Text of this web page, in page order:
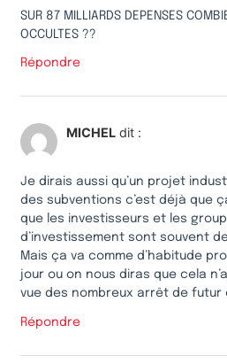
SUR 87 MILLIARDS DEPENSES
OCCULTES ??
Répondre
MICHEL dit :
Je dirais aussi qu’un projet
des subventions c’est déjà que
que les investisseurs et les
d’investissement sont souvent
Mais ça va comme d’habitude
jour ou on nous diras que cela
vue des nombreux arrêt de futur
Répondre